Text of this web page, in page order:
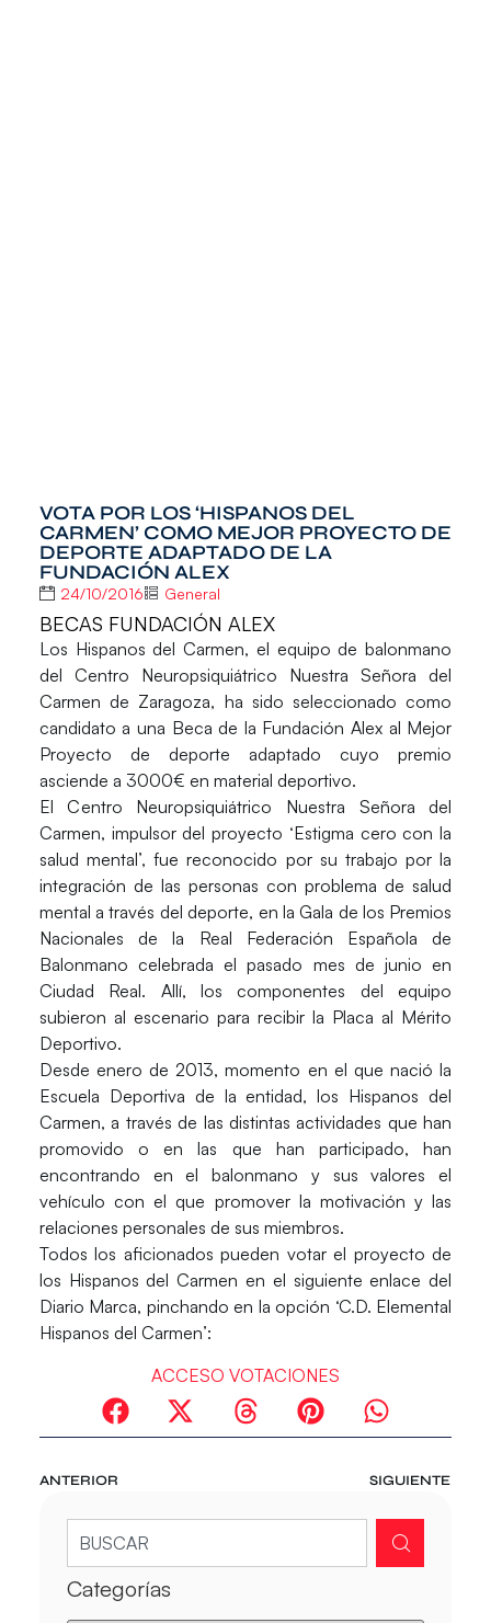
VOTA POR LOS ‘HISPANOS DEL
CARMEN’ COMO MEJOR PROYECTO DE
DEPORTE ADAPTADO DE LA
FUNDACIÓN ALEX
24/10/2016 General
BECAS FUNDACIÓN ALEX
Los Hispanos del Carmen, el equipo de balonmano
del Centro Neuropsiquiátrico Nuestra Señora del
Carmende Zaragoza, ha sido seleccionado como
candidato a una Beca de la Fundación Alexal Mejor
Proyecto de deporte adaptado cuyo premio
asciende a 3000€ en material deportivo.
El Centro Neuropsiquiátrico Nuestra Señora del
Carmen, impulsor del proyecto ‘Estigma cero con la
salud mental’, fue reconocido por su trabajo por la
integración de las personas con problema de salud
mental a través del deporte, en la Gala de los Premios
Nacionales de la Real Federación Española de
Balonmano celebrada el pasado mes de junio en
Ciudad Real. Allí, los componentes del equipo
subieron al escenario para recibir la Placa al Mérito
Deportivo.
Desde enero de 2013, momento en el que nació la
Escuela Deportiva de la entidad, los Hispanos del
Carmen, a través de las distintas actividades que han
promovido o en las que han participado, han
encontrando en el balonmano y sus valores el
vehículo con el que promover la motivación y las
relaciones personales de sus miembros.
Todos los aficionados pueden votar el proyecto de
los Hispanos del Carmen en el siguiente enlace del
Diario Marca, pinchando en la opción ‘C.D. Elemental
Hispanos del Carmen’:
ACCESO VOTACIONES
ANTERIOR SIGUIENTE
Categorías